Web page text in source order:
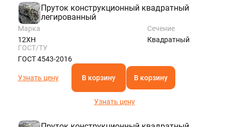
Пруток конструкционный квадратный
легированный
Марка
12ХН
Сечение
Квадратный
ГОСТ/ТУ
ГОСТ 4543-2016
Узнать цену В корзину В корзину
Узнать цену